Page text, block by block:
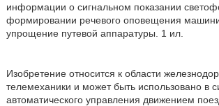
информации о сигнальном показании
формировании речевого оповещения
упрощение путевой аппаратуры. 1 ил.
Изобретение относится к области
телемеханики и может быть использовано в
автоматического управления движением